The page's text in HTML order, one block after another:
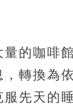
的咖啡館
轉換為依
先天的睡